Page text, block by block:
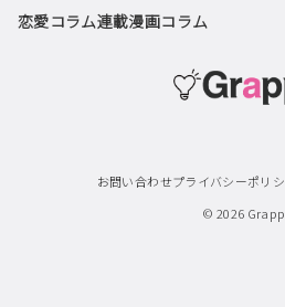
恋愛コラム連載漫画コラム
お問い合わせプライバシーポリ
© 2026